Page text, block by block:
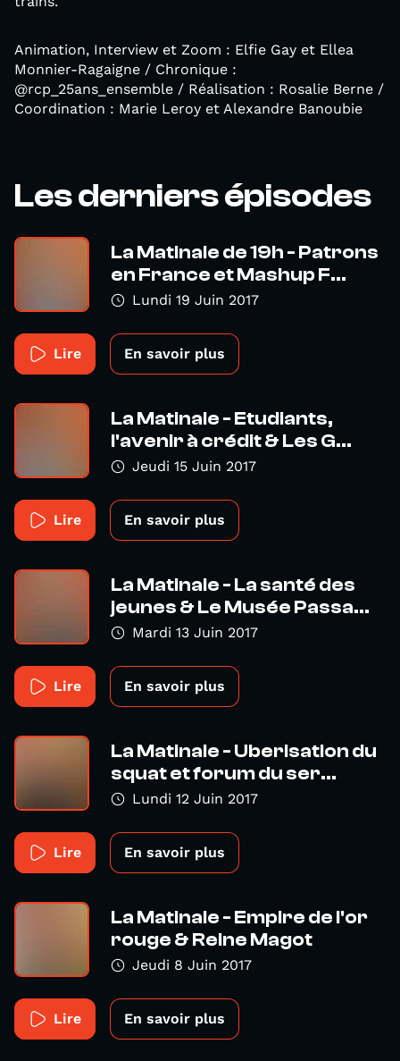
Animation, Interview et Zoom : Elfie Gay et Ellea
Monnier-Ragaigne / Chronique :
@rcp_25ans_ensemble / Réalisation : Rosalie Berne /
Coordination : Marie Leroy et Alexandre Banoubie
Les derniers épisodes
La Matinale de 19h - Patrons
en France et Mashup F...
Lundi 19 Juin 2017
Lire En savoir plus
La Matinale - Etudiants,
l'avenir à crédit & Les G...
Jeudi 15 Juin 2017
Lire En savoir plus
La Matinale - La santé des
jeunes & Le Musée Passa...
Mardi 13 Juin 2017
Lire En savoir plus
La Matinale - Uberisation du
squat et forum du ser...
Lundi 12 Juin 2017
Lire En savoir plus
La Matinale - Empire de l'or
rouge & Reine Magot
Jeudi 8 Juin 2017
Lire En savoir plus